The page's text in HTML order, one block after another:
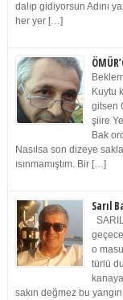
dalıp gidiyorsun Adını
her yer […]
Kuytu
gitsen
şiire
Bak
Nasılsa son dizeye
ısınmamıştım. Bir […]
Sarıl
o
türlü
sakın değmez bu